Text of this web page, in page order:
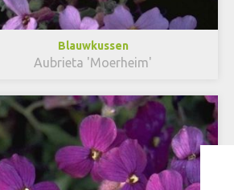
Blauwkussen
Aubrieta 'Moerheim'